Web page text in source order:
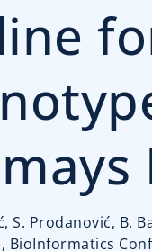
S. Prodanović,